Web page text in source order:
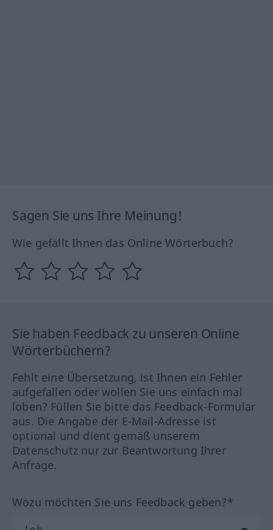
Sagen Sie uns Ihre Meinung!
Wie gefällt Ihnen das Online Wörterbuch?
Sie haben Feedback zu unseren Online
Wörterbüchern?
Fehlt eine Übersetzung, ist Ihnen ein Fehler
aufgefallen oder wollen Sie uns einfach mal
loben? Füllen Sie bitte das Feedback-Formular
aus. Die Angabe der E-Mail-Adresse ist
optional und dient gemäß unserem
Datenschutz nur zur Beantwortung Ihrer
Anfrage.
Wozu möchten Sie uns Feedback geben?*